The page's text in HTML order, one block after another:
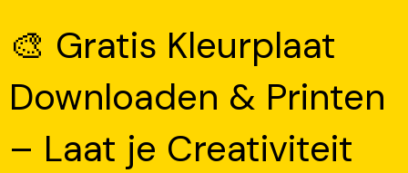
🎨 Gratis Kleurplaat
Downloaden & Printen
– Laat je Creativiteit